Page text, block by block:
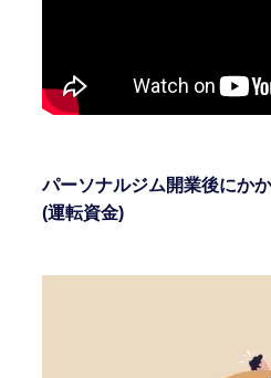
パーソナルジム開業後にか
(運転資金)